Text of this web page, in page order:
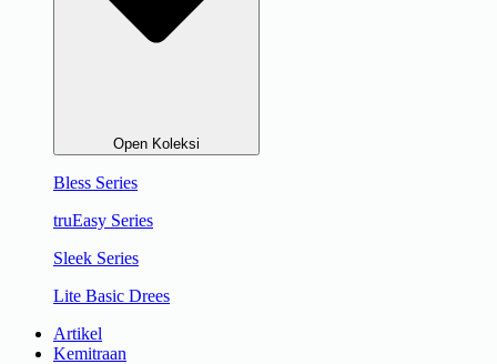
Open Koleksi
Bless Series
truEasy Series
Sleek Series
Lite Basic Drees
Artikel
Kemitraan